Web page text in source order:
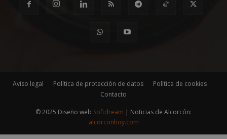
Aviso legal Política de protección de datos
Política de cookies
Contacto
© 2025 Diseño web Softdream | Noticias de Alcorcón:
alcorconhoy.com
Cookies estrictamente necesarias
Cookies de preferencias